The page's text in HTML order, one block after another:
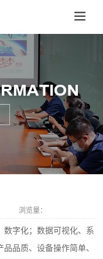
浏览量：
数字化；数据可视化、系
品质、设备操作简单、